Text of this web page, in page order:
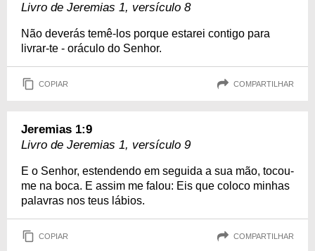
Livro de Jeremias 1, versículo 8
Não deverás temê-los porque estarei contigo para
livrar-te - oráculo do Senhor.
COPIAR COMPARTILHAR
Jeremias 1:9
Livro de Jeremias 1, versículo 9
E o Senhor, estendendo em seguida a sua mão, tocou-
me na boca. E assim me falou: Eis que coloco minhas
palavras nos teus lábios.
COPIAR COMPARTILHAR